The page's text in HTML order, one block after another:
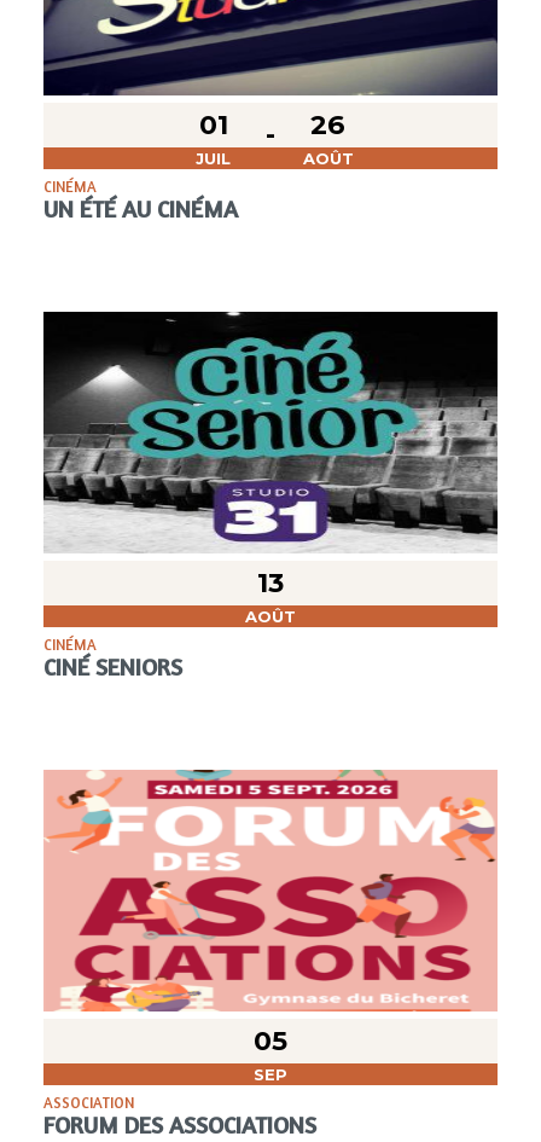
01
JUIL
26
AOÛT
CINÉMA
UN ÉTÉ AU CINÉMA
13
AOÛT
CINÉMA
CINÉ SENIORS
05
SEP
ASSOCIATION
FORUM DES ASSOCIATIONS